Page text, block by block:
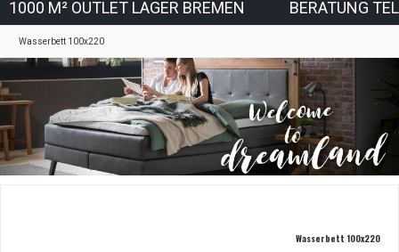
1000 M² OUTLET LAGER BREMEN BERATUNG
Wasserbett 100x220
Wasserbett 100x220